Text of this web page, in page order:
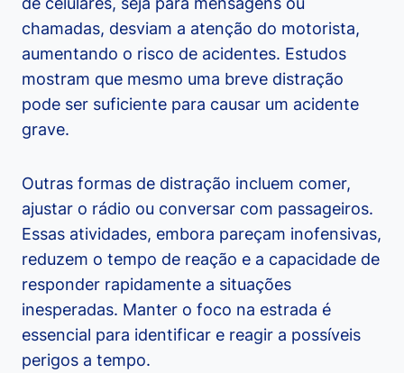
chamadas, desviam a atenção do motorista,
aumentando o risco de acidentes. Estudos
mostram que mesmo uma breve distração
pode ser suficiente para causar um acidente
grave.
Outras formas de distração incluem comer,
ajustar o rádio ou conversar com passageiros.
Essas atividades, embora pareçam inofensivas,
reduzem o tempo de reação e a capacidade de
responder rapidamente a situações
inesperadas. Manter o foco na estrada é
essencial para identificar e reagir a possíveis
perigos a tempo.